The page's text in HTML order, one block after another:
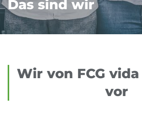
Das sind wir
Wir von FCG
vor